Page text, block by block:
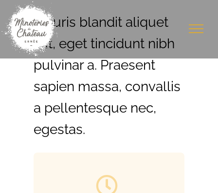
Passer
au
contenu Mauris blandit aliquet
elit, eget tincidunt nibh
pulvinar a. Praesent
sapien massa, convallis
a pellentesque nec,
egestas.